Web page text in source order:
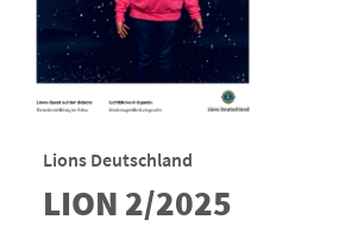
Lions Deutschland
LION 2/2025